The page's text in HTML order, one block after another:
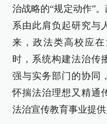
治战略的“规定动作”
系由此肩负起研究与
来，政法类高校应
时，系统构建法治传
强与实务部门的协同
怀揣法治理想又精通
法治宣传教育事业提供